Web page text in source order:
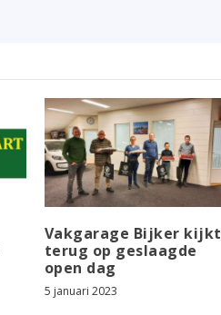
Vakgarage Bijker kijkt
terug op geslaagde
open dag
5 januari 2023